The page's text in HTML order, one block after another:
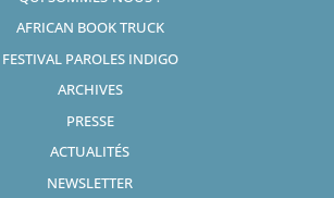
AFRICAN BOOK TRUCK
FESTIVAL PAROLES INDIGO
ARCHIVES
PRESSE
ACTUALITÉS
NEWSLETTER